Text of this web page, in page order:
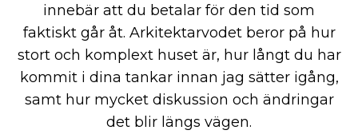
innebär att du betalar för den tid som
faktiskt går åt. Arkitektarvodet beror på hur
stort och komplext huset är, hur långt du har
kommit i dina tankar innan jag sätter igång,
samt hur mycket diskussion och ändringar
det blir längs vägen.